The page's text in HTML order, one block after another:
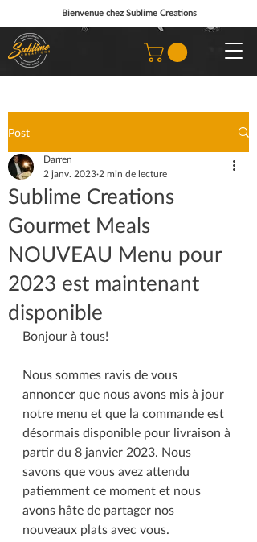
Bienvenue chez Sublime Creations
Post
Sublime Creations
Gourmet Meals
NOUVEAU Menu pour
2023 est maintenant
disponible
Darren
2 janv. 2023 2 min de lecture
Bonjour à tous!
Nous sommes ravis de vous
annoncer que nous avons mis à jour
notre menu et que la commande est
désormais disponible pour livraison à
partir du 8 janvier 2023. Nous
savons que vous avez attendu
patiemment ce moment et nous
avons hâte de partager nos
nouveaux plats avec vous.